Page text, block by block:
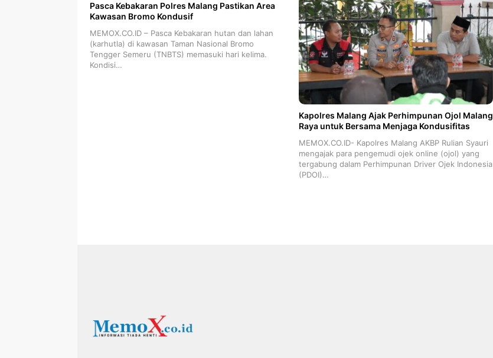
Pasca Kebakaran Polres Malang Pastikan Area
Kawasan Bromo Kondusif
MEMOX.CO.ID – Pasca Kebakaran hutan dan lahan
(karhutla) di kawasan Taman Nasional Bromo
Tengger Semeru (TNBTS) memasuki hari kelima.
Kondisi…
Kapolres Malang Ajak Perhimpunan Ojol Malang
Raya untuk Bersama Menjaga Kondusifitas
MEMOX.CO.ID- Kapolres Malang AKBP Rulian Syauri
mengajak para pengemudi ojek online (ojol) yang
tergabung dalam Perhimpunan Driver Ojek Indonesia
(PDOI)…